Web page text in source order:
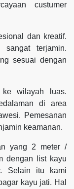
custumer
dan kreatif.
terjamin.
sesuai dengan
ke wilayah luas.
di area
Pemesanan
keamanan.
yang 2 meter /
dengan list kayu
Selain itu kami
kayu jati. Hal